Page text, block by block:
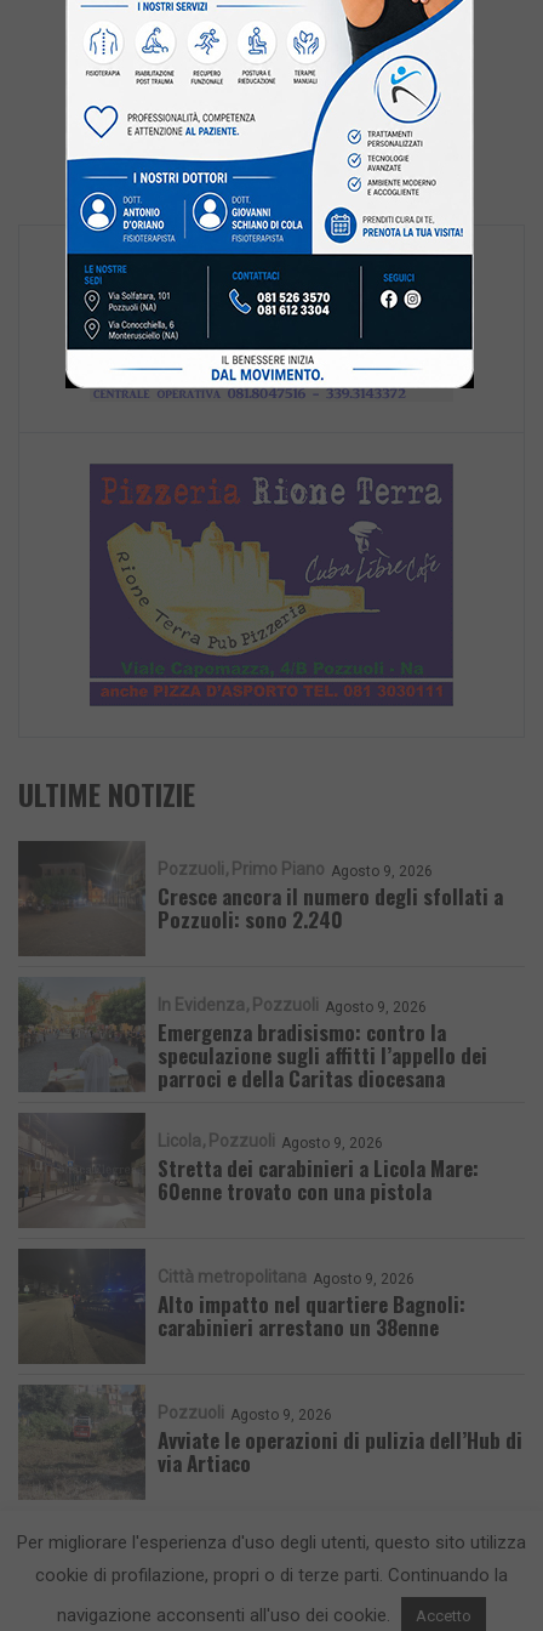
ULTIME NOTIZIE
Pozzuoli Primo Piano Agosto 9, 2026
Cresce ancora il numero degli sfollati a
Pozzuoli: sono 2.240
In Evidenza Pozzuoli Agosto 9, 2026
Emergenza bradisismo: contro la
speculazione sugli affitti l’appello dei
parroci e della Caritas diocesana
Licola Pozzuoli Agosto 9, 2026
Stretta dei carabinieri a Licola Mare:
60enne trovato con una pistola
Città metropolitana Agosto 9, 2026
Alto impatto nel quartiere Bagnoli:
carabinieri arrestano un 38enne
Pozzuoli Agosto 9, 2026
Avviate le operazioni di pulizia dell’Hub di
via Artiaco
Per migliorare l'esperienza d'uso degli utenti, questo sito utilizza
cookie di profilazione, propri o di terze parti. Continuando la
navigazione acconsenti all'uso dei cookie.
Accetto